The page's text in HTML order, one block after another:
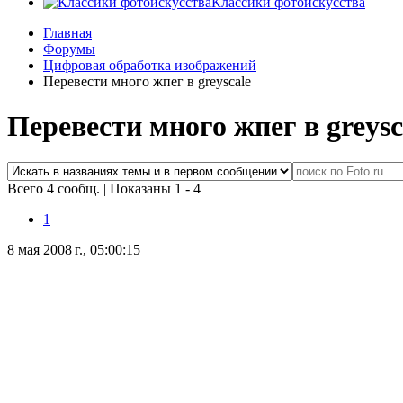
Главная
Форумы
Цифровая обработка изображений
Перевести много жпег в greyscale
Перевести много жпег в
Всего 4 сообщ. | Показаны 1 - 4
1
8 мая 2008 г., 05:00:15